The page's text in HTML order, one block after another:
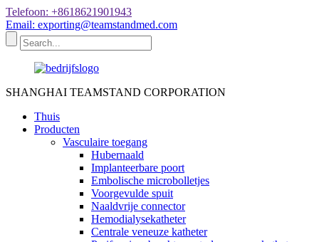
Telefoon: +8618621901943
Email: exporting@teamstandmed.com
SHANGHAI TEAMSTAND CORPORATION
Thuis
Producten
Vasculaire toegang
Hubernaald
Implanteerbare poort
Embolische microbolletjes
Voorgevulde spuit
Naaldvrije connector
Hemodialysekatheter
Centrale veneuze katheter